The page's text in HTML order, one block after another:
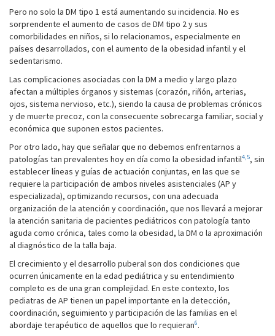
Pero no solo la DM tipo 1 está aumentando su incidencia. No es
sorprendente el aumento de casos de DM tipo 2 y sus
comorbilidades en niños, si lo relacionamos, especialmente en
países desarrollados, con el aumento de la obesidad infantil y el
sedentarismo.
Las complicaciones asociadas con la DM a medio y largo plazo
afectan a múltiples órganos y sistemas (corazón, riñón, arterias,
ojos, sistema nervioso, etc.), siendo la causa de problemas crónicos
y de muerte precoz, con la consecuente sobrecarga familiar, social y
económica que suponen estos pacientes.
Por otro lado, hay que señalar que no debemos enfrentarnos a
patologías tan prevalentes hoy en día como la obesidad infantil4,5, sin
establecer líneas y guías de actuación conjuntas, en las que se
requiere la participación de ambos niveles asistenciales (AP y
especializada), optimizando recursos, con una adecuada
organización de la atención y coordinación, que nos llevará a mejorar
la atención sanitaria de pacientes pediátricos con patología tanto
aguda como crónica, tales como la obesidad, la DM o la aproximación
al diagnóstico de la talla baja.
El crecimiento y el desarrollo puberal son dos condiciones que
ocurren únicamente en la edad pediátrica y su entendimiento
completo es de una gran complejidad. En este contexto, los
pediatras de AP tienen un papel importante en la detección,
coordinación, seguimiento y participación de las familias en el
abordaje terapéutico de aquellos que lo requieran6.